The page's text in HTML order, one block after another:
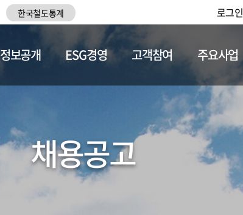
한국철도통계 로그인
채용정보
정보공개 ESG경영 고객참여 주요사업
채용공고